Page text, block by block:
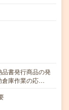
品書発行商品の発
倉庫作業の応…